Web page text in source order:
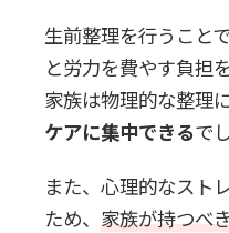
生前整理を行うこと
と労力を費やす負担
家族は物理的な整理
ケアに集中できるで
また、心理的なスト
ため、 家族が持つべ